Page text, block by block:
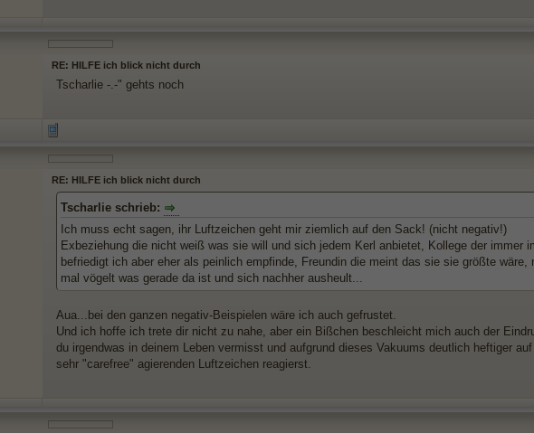
RE: HILFE ich blick nicht durch
Tscharlie -.-" gehts noch
RE: HILFE ich blick nicht durch
Tscharlie schrieb:
Ich muss echt sagen, ihr Luftzeichen geht mir ziemlich auf den Sack! (nicht negativ!)
Exbeziehung die nicht weiß was sie will und sich jedem Kerl anbietet, Kollege der immer
befriedigt ich aber eher als peinlich empfinde, Freundin die meint das sie sie größte
mal vögelt was gerade da ist und sich nachher ausheult...
Aua...bei den ganzen negativ-Beispielen wäre ich auch gefrustet.
Und ich hoffe ich trete dir nicht zu nahe, aber ein Bißchen beschleicht mich auch der
du irgendwas in deinem Leben vermisst und aufgrund dieses Vakuums deutlich heftiger
sehr "carefree" agierenden Luftzeichen reagierst.